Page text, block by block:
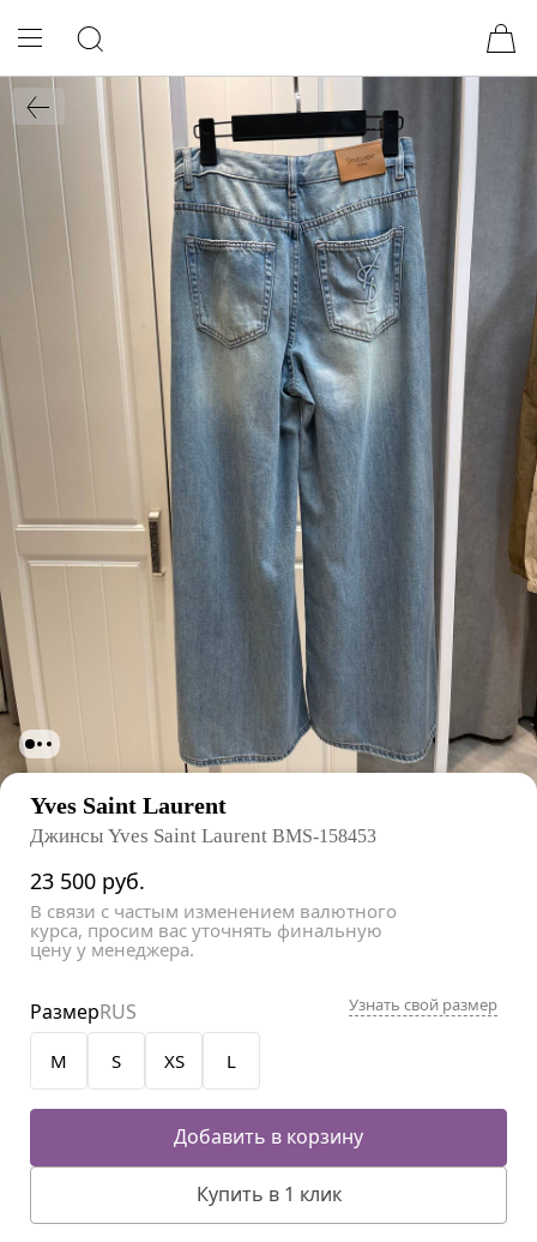
Yves Saint Laurent
Джинсы Yves Saint Laurent BMS-158453
23 500 руб.
В связи с частым изменением валютного
курса, просим вас уточнять финальную
цену у менеджера.
M S XS L
РазмерRUS Узнать свой размер
Добавить в корзину
Купить в 1 клик